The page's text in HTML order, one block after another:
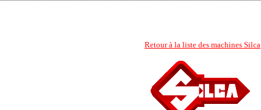
Retour à la liste des machines Silca